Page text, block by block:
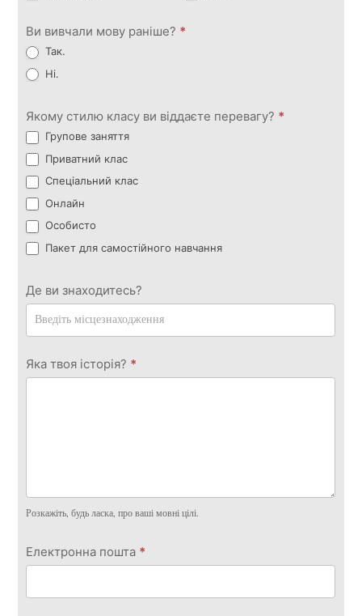
Ви вивчали мову раніше? *
Так.
Ні.
Якому стилю класу ви віддаєте перевагу? *
Групове заняття
Приватний клас
Спеціальний клас
Онлайн
Особисто
Пакет для самостійного навчання
Де ви знаходитесь?
Яка твоя історія? *
Розкажіть, будь ласка, про ваші мовні цілі.
Електронна пошта *